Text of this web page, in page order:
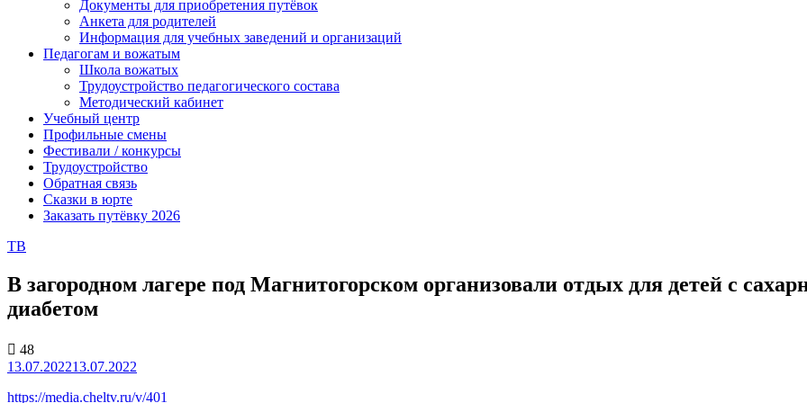
Документы для приобретения путёвок
Анкета для родителей
Информация для учебных заведений и организаций
Педагогам и вожатым
Школа вожатых
Трудоустройство педагогического состава
Методический кабинет
Учебный центр
Профильные смены
Фестивали / конкурсы
Трудоустройство
Обратная связь
Сказки в юрте
Заказать путёвку 2026
ТВ
В загородном лагере под Магнитогорском организовали отдых для детей с
диабетом
48
13.07.202213.07.2022
https://media.cheltv.ru/v/401